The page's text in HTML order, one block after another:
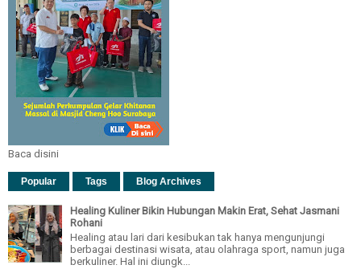
Baca disini
Popular Tags Blog Archives
Healing Kuliner Bikin Hubungan Makin Erat, Sehat Jasmani
Rohani
Healing atau lari dari kesibukan tak hanya mengunjungi
berbagai destinasi wisata, atau olahraga sport, namun juga
berkuliner. Hal ini diungk...